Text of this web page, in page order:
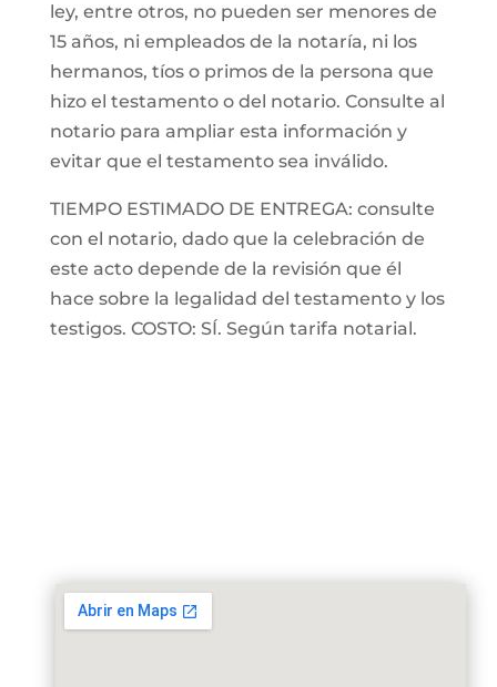
ley, entre otros, no pueden ser menores de
15 años, ni empleados de la notaría, ni los
hermanos, tíos o primos de la persona que
hizo el testamento o del notario. Consulte al
notario para ampliar esta información y
evitar que el testamento sea inválido.
TIEMPO ESTIMADO DE ENTREGA: consulte
con el notario, dado que la celebración de
este acto depende de la revisión que él
hace sobre la legalidad del testamento y los
testigos. COSTO: SÍ. Según tarifa notarial.